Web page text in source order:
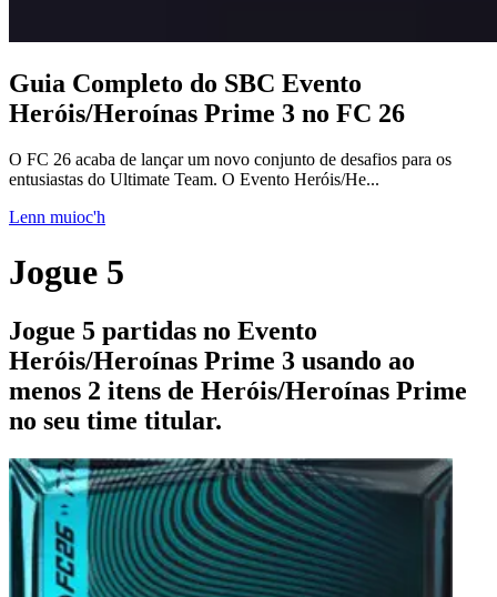
Guia Completo do SBC Evento
Heróis/Heroínas Prime 3 no FC 26
O FC 26 acaba de lançar um novo conjunto de desafios para os
entusiastas do Ultimate Team. O Evento Heróis/He...
Lenn muioc'h
Jogue 5
Jogue 5 partidas no Evento
Heróis/Heroínas Prime 3 usando ao
menos 2 itens de Heróis/Heroínas Prime
no seu time titular.